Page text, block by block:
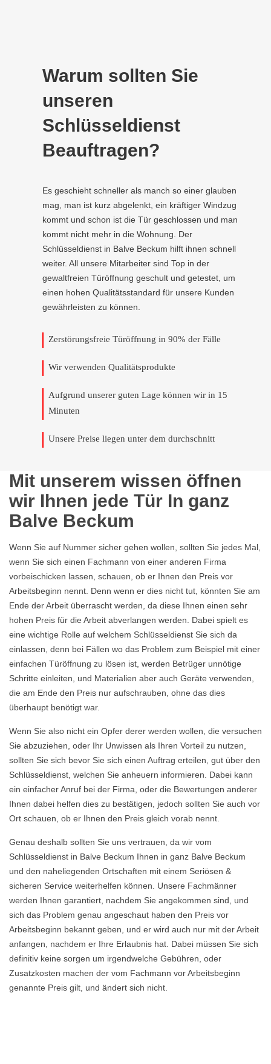
Warum sollten Sie
unseren
Schlüsseldienst
Beauftragen?
Es geschieht schneller als manch so einer glauben
mag, man ist kurz abgelenkt, ein kräftiger Windzug
kommt und schon ist die Tür geschlossen und man
kommt nicht mehr in die Wohnung. Der
Schlüsseldienst in Balve Beckum hilft ihnen schnell
weiter. All unsere Mitarbeiter sind Top in der
gewaltfreien Türöffnung geschult und getestet, um
einen hohen Qualitätsstandard für unsere Kunden
gewährleisten zu können.
Zerstörungsfreie Türöffnung in 90% der Fälle
Wir verwenden Qualitätsprodukte
Aufgrund unserer guten Lage können wir in 15
Minuten
Unsere Preise liegen unter dem durchschnitt
Mit unserem wissen öffnen
wir Ihnen jede Tür In ganz
Balve Beckum
Wenn Sie auf Nummer sicher gehen wollen, sollten Sie jedes Mal,
wenn Sie sich einen Fachmann von einer anderen Firma
vorbeischicken lassen, schauen, ob er Ihnen den Preis vor
Arbeitsbeginn nennt. Denn wenn er dies nicht tut, könnten Sie am
Ende der Arbeit überrascht werden, da diese Ihnen einen sehr
hohen Preis für die Arbeit abverlangen werden. Dabei spielt es
eine wichtige Rolle auf welchem Schlüsseldienst Sie sich da
einlassen, denn bei Fällen wo das Problem zum Beispiel mit einer
einfachen Türöffnung zu lösen ist, werden Betrüger unnötige
Schritte einleiten, und Materialien aber auch Geräte verwenden,
die am Ende den Preis nur aufschrauben, ohne das dies
überhaupt benötigt war.
Wenn Sie also nicht ein Opfer derer werden wollen, die versuchen
Sie abzuziehen, oder Ihr Unwissen als Ihren Vorteil zu nutzen,
sollten Sie sich bevor Sie sich einen Auftrag erteilen, gut über den
Schlüsseldienst, welchen Sie anheuern informieren. Dabei kann
ein einfacher Anruf bei der Firma, oder die Bewertungen anderer
Ihnen dabei helfen dies zu bestätigen, jedoch sollten Sie auch vor
Ort schauen, ob er Ihnen den Preis gleich vorab nennt.
Genau deshalb sollten Sie uns vertrauen, da wir vom
Schlüsseldienst in Balve Beckum Ihnen in ganz Balve Beckum
und den naheliegenden Ortschaften mit einem Seriösen &
sicheren Service weiterhelfen können. Unsere Fachmänner
werden Ihnen garantiert, nachdem Sie angekommen sind, und
sich das Problem genau angeschaut haben den Preis vor
Arbeitsbeginn bekannt geben, und er wird auch nur mit der Arbeit
anfangen, nachdem er Ihre Erlaubnis hat. Dabei müssen Sie sich
definitiv keine sorgen um irgendwelche Gebühren, oder
Zusatzkosten machen der vom Fachmann vor Arbeitsbeginn
genannte Preis gilt, und ändert sich nicht.